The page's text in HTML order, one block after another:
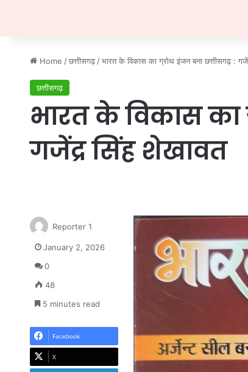
Home / छत्तीसगढ़ / भारत के विकास का ग्रोथ इंजन बना छत्तीसगढ़ :
छत्तीसगढ़
भारत के विकास का
गजेंद्र सिंह शेखावत
Reporter 1
January 2, 2026
0
48
5 minutes read
Facebook
X